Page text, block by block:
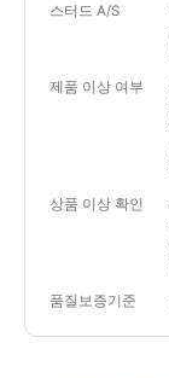
스터드 A/S
제품 이상 여부
상품 이상 확인
품질보증기준